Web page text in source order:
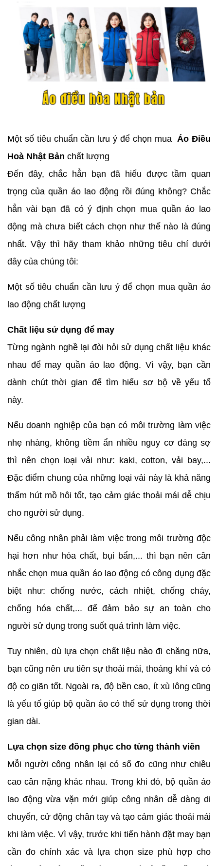
Một số tiêu chuẩn cần lưu ý để chọn mua Áo Điều
Hoà Nhật Bản chất lượng
Đến đây, chắc hẳn bạn đã hiểu được tầm quan
trọng của quần áo lao động rồi đúng không? Chắc
hẳn vài bạn đã có ý định chọn mua quần áo lao
động mà chưa biết cách chọn như thế nào là đúng
nhất. Vậy thì hãy tham khảo những tiêu chí dưới
đây của chúng tôi:
Một số tiêu chuẩn cần lưu ý để chọn mua quần áo
lao động chất lượng
Chất liệu sử dụng để may
Từng ngành nghề lại đòi hỏi sử dụng chất liệu khác
nhau để may quần áo lao động. Vì vậy, bạn cần
dành chút thời gian để tìm hiểu sơ bộ về yếu tố
này.
Nếu doanh nghiệp của bạn có môi trường làm việc
nhẹ nhàng, không tiềm ẩn nhiều nguy cơ đáng sợ
thì nên chọn loại vải như: kaki, cotton, vải bay,...
Đặc điểm chung của những loại vải này là khả năng
thấm hút mồ hôi tốt, tạo cảm giác thoải mái dễ chịu
cho người sử dụng.
Nếu công nhân phải làm việc trong môi trường độc
hại hơn như hóa chất, bụi bẩn,... thì bạn nên cân
nhắc chọn mua quần áo lao động có công dụng đặc
biệt như: chống nước, cách nhiệt, chống cháy,
chống hóa chất,... để đảm bảo sự an toàn cho
người sử dụng trong suốt quá trình làm việc.
Tuy nhiên, dù lựa chọn chất liệu nào đi chăng nữa,
bạn cũng nên ưu tiên sự thoải mái, thoáng khí và có
độ co giãn tốt. Ngoài ra, độ bền cao, ít xù lông cũng
là yếu tố giúp bộ quần áo có thể sử dụng trong thời
gian dài.
Lựa chọn size đồng phục cho từng thành viên
Mỗi người công nhân lại có số đo cũng như chiều
cao cân nặng khác nhau. Trong khi đó, bộ quần áo
lao động vừa vặn mới giúp công nhân dễ dàng di
chuyển, cử động chân tay và tạo cảm giác thoải mái
khi làm việc. Vì vậy, trước khi tiến hành đặt may bạn
cần đo chính xác và lựa chọn size phù hợp cho